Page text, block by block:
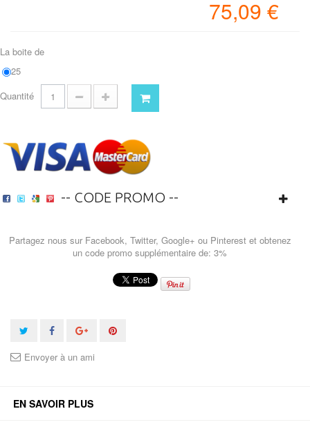
75,09 €
La boite de
25
Quantité
-- CODE PROMO --
Partagez nous sur Facebook, Twitter, Google+ ou Pinterest et obtenez
un code promo supplémentaire de: 3%
Envoyer à un ami
EN SAVOIR PLUS